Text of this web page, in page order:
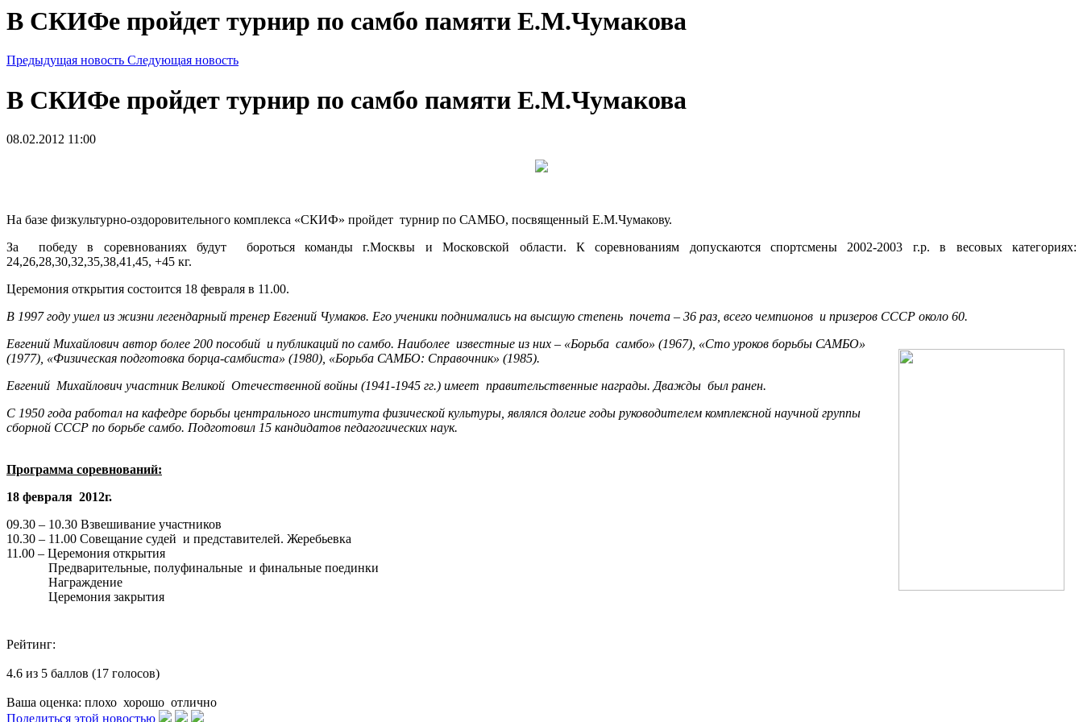
В СКИФе пройдет турнир по самбо памяти Е.М.Чумакова
Предыдущая новость Следующая новость
В СКИФе пройдет турнир по самбо памяти Е.М.Чумакова
08.02.2012 11:00
На базе физкультурно-оздоровительного комплекса «СКИФ» пройдет турнир по САМБО, посвященный Е.М.Чумакову.
За победу в соревнованиях будут бороться команды г.Москвы и Московской области. К соревнованиям допускаются спортсмены 2002-2003 г.р. в весовых категориях:
24,26,28,30,32,35,38,41,45, +45 кг.
Церемония открытия состоится 18 февраля в 11.00.
В 1997 году ушел из жизни легендарный тренер Евгений Чумаков. Его ученики поднимались на высшую степень почета – 36 раз, всего чемпионов и призеров СССР около 60.
Евгений Михайлович автор более 200 пособий и публикаций по самбо. Наиболее известные из них – «Борьба самбо» (1967), «Сто уроков борьбы САМБО»
(1977), «Физическая подготовка борца-самбиста» (1980), «Борьба САМБО: Справочник» (1985).
Евгений Михайлович участник Великой Отечественной войны (1941-1945 гг.) имеет правительственные награды. Дважды был ранен.
С 1950 года работал на кафедре борьбы центрального института физической культуры, являлся долгие годы руководителем комплексной научной группы
сборной СССР по борьбе самбо. Подготовил 15 кандидатов педагогических наук.
Программа соревнований:
18 февраля 2012г.
09.30 – 10.30 Взвешивание участников
10.30 – 11.00 Совещание судей и представителей. Жеребьевка
11.00 – Церемония открытия
Предварительные, полуфинальные и финальные поединки
Награждение
Церемония закрытия
Рейтинг:
4.6 из 5 баллов (17 голосов)
Ваша оценка: плохо хорошо отлично
Поделиться этой новостью